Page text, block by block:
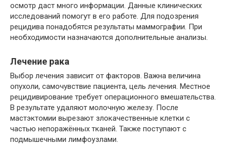
осмотр даст много информации. Данные клинических
исследований помогут в его работе. Для подозрения
рецидива понадобятся результаты маммографии. При
необходимости назначаются дополнительные анализы.
Лечение рака
Выбор лечения зависит от факторов. Важна величина
опухоли, самочувствие пациента, цель лечения. Местное
рецидивирование требует операционного вмешательства.
В результате удаляют молочную железу. После
мастэктомии вырезают злокачественные клетки с
частью непоражённых тканей. Также поступают с
подмышечными лимфоузлами.